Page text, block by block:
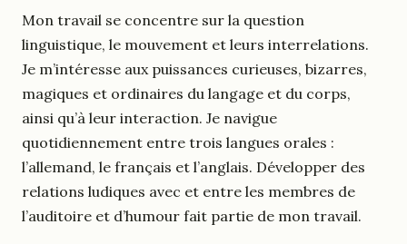
Mon travail se concentre sur la question
linguistique, le mouvement et leurs interrelations.
Je m’intéresse aux puissances curieuses, bizarres,
magiques et ordinaires du langage et du corps,
ainsi qu’à leur interaction. Je navigue
quotidiennement entre trois langues orales :
l’allemand, le français et l’anglais. Développer des
relations ludiques avec et entre les membres de
l’auditoire et d’humour fait partie de mon travail.